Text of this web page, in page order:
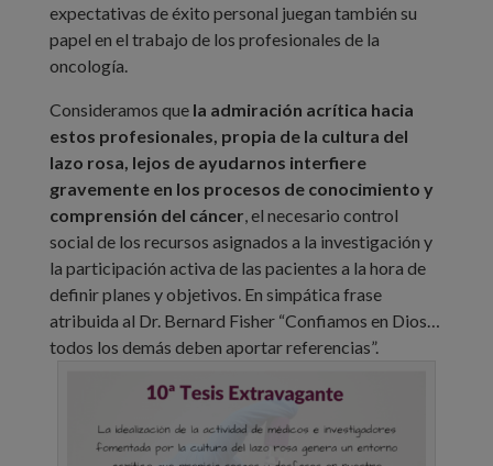
expectativas de éxito personal juegan también su
papel en el trabajo de los profesionales de la
oncología.
Consideramos que la admiración acrítica hacia
estos profesionales, propia de la cultura del
lazo rosa, lejos de ayudarnos interfiere
gravemente en los procesos de conocimiento y
comprensión del cáncer, el necesario control
social de los recursos asignados a la investigación y
la participación activa de las pacientes a la hora de
definir planes y objetivos. En simpática frase
atribuida al Dr. Bernard Fisher “Confiamos en Dios…
todos los demás deben aportar referencias”.